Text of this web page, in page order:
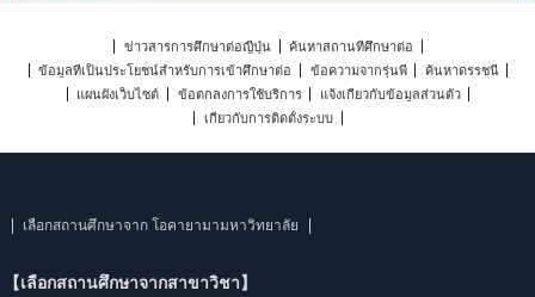
ข่าวสารการศึกษาต่อญี่ปุ่น
ค้นหาสถานที่ศึกษาต่อ
ข้อมูลที่เป็นประโยชน์สำหรับการเข้าศึกษาต่อ
ข้อความจากรุ่นพี่
ค้นหาดรรชนี
แผนผังเว็บไซต์
ข้อตกลงการใช้บริการ
แจ้งเกี่ยวกับข้อมูลส่วนตัว
เกี่ยวกับการติดตั้งระบบ
เลือกสถานศึกษาจาก โอคายามามหาวิทยาลัย
【เลือกสถานศึกษาจากสาขาวิชา】